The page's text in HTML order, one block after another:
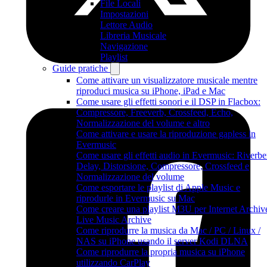
File Locali
Impostazioni
Lettore Audio
Libreria Musicale
Navigazione
Playlist
Guide pratiche
Come attivare un visualizzatore musicale mentre
riproduci musica su iPhone, iPad e Mac
Come usare gli effetti sonori e il DSP in Flacbox:
Compressore, Freeverb, Crossfeed, Echo,
Normalizzazione del volume e altro
Come attivare e usare la riproduzione gapless in
Evermusic
Come usare gli effetti audio in Evermusic:
Delay, Distorsione, Compressore, Crossfeed e
Normalizzazione del volume
Come esportare le playlist di Apple Music e
riprodurle in Evermusic su Mac
Come creare una playlist M3U per Internet
Live Music Archive
Come riprodurre la musica da Mac / PC / Linux /
NAS su iPhone usando il server Kodi DLNA
Come riprodurre la propria musica su iPhone
utilizzando CarPlay